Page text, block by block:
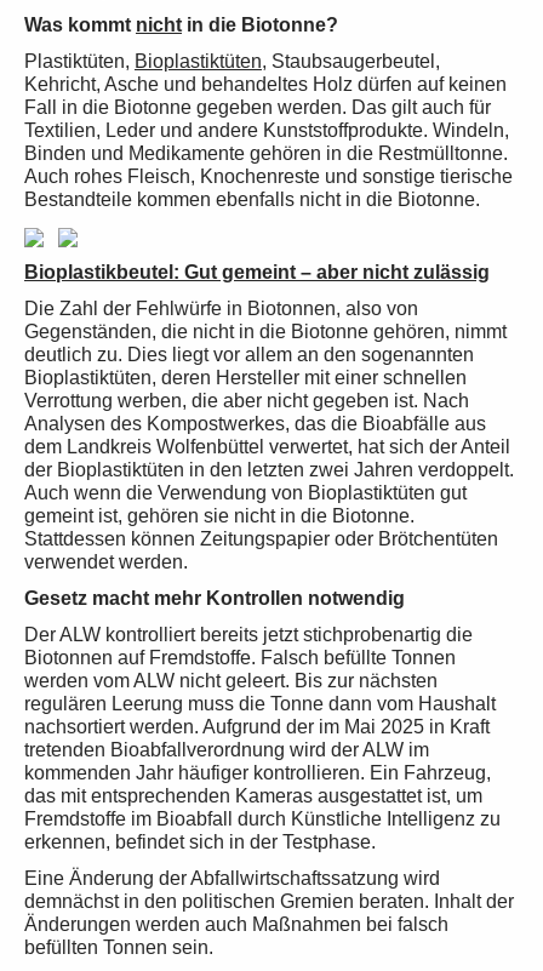
Was kommt nicht in die Biotonne?
Plastiktüten, Bioplastiktüten, Staubsaugerbeutel,
Kehricht, Asche und behandeltes Holz dürfen auf keinen
Fall in die Biotonne gegeben werden. Das gilt auch für
Textilien, Leder und andere Kunststoffprodukte. Windeln,
Binden und Medikamente gehören in die Restmülltonne.
Auch rohes Fleisch, Knochenreste und sonstige tierische
Bestandteile kommen ebenfalls nicht in die Biotonne.
Bioplastikbeutel: Gut gemeint – aber nicht zulässig
Die Zahl der Fehlwürfe in Biotonnen, also von
Gegenständen, die nicht in die Biotonne gehören, nimmt
deutlich zu. Dies liegt vor allem an den sogenannten
Bioplastiktüten, deren Hersteller mit einer schnellen
Verrottung werben, die aber nicht gegeben ist. Nach
Analysen des Kompostwerkes, das die Bioabfälle aus
dem Landkreis Wolfenbüttel verwertet, hat sich der Anteil
der Bioplastiktüten in den letzten zwei Jahren verdoppelt.
Auch wenn die Verwendung von Bioplastiktüten gut
gemeint ist, gehören sie nicht in die Biotonne.
Stattdessen können Zeitungspapier oder Brötchentüten
verwendet werden.
Gesetz macht mehr Kontrollen notwendig
Der ALW kontrolliert bereits jetzt stichprobenartig die
Biotonnen auf Fremdstoffe. Falsch befüllte Tonnen
werden vom ALW nicht geleert. Bis zur nächsten
regulären Leerung muss die Tonne dann vom Haushalt
nachsortiert werden. Aufgrund der im Mai 2025 in Kraft
tretenden Bioabfallverordnung wird der ALW im
kommenden Jahr häufiger kontrollieren. Ein Fahrzeug,
das mit entsprechenden Kameras ausgestattet ist, um
Fremdstoffe im Bioabfall durch Künstliche Intelligenz zu
erkennen, befindet sich in der Testphase.
Eine Änderung der Abfallwirtschaftssatzung wird
demnächst in den politischen Gremien beraten. Inhalt der
Änderungen werden auch Maßnahmen bei falsch
befüllten Tonnen sein.